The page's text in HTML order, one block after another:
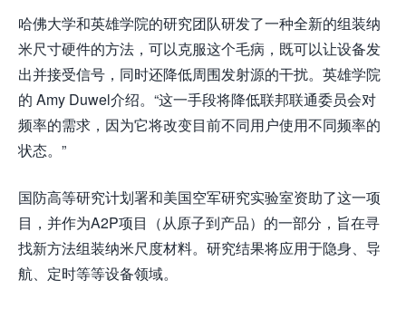
哈佛大学和英雄学院的研究团队研发了一种全新的组装纳
米尺寸硬件的方法，可以克服这个毛病，既可以让设备发
出并接受信号，同时还降低周围发射源的干扰。英雄学院
的 Amy Duwel介绍。“这一手段将降低联邦联通委员会对
频率的需求，因为它将改变目前不同用户使用不同频率的
状态。”
国防高等研究计划署和美国空军研究实验室资助了这一项
目，并作为A2P项目（从原子到产品）的一部分，旨在寻
找新方法组装纳米尺度材料。研究结果将应用于隐身、导
航、定时等等设备领域。